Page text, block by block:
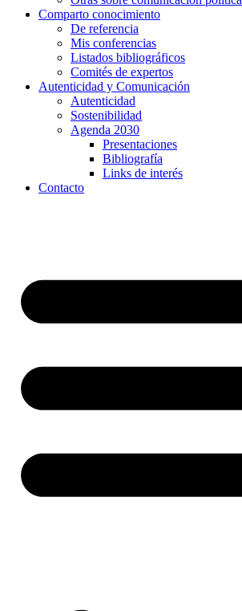
Comparto conocimiento
De referencia
Mis conferencias
Listados bibliográficos
Comités de expertos
Autenticidad y Comunicación
Autenticidad
Sostenibilidad
Agenda 2030
Presentaciones
Bibliografía
Links de interés
Contacto